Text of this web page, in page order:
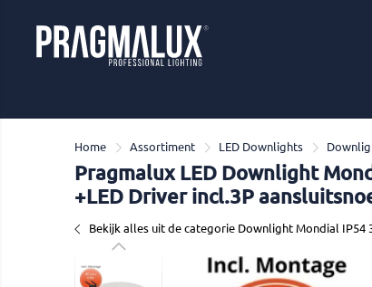
Home Assortiment LED Downlights
Pragmalux LED Downlight
+LED Driver incl.3P
Bekijk alles uit de categorie Downlight Mondial IP54